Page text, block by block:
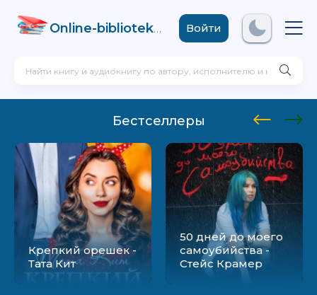
Online-biblioteka .comВойти
Бестселлеры
Крепкий орешек -
Тата Кит
50 дней до моего
самоубийства -
Стейс Крамер